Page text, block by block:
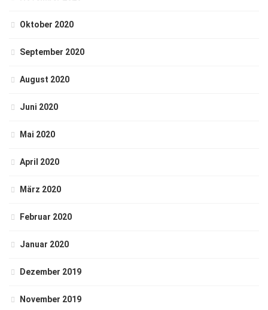
Oktober 2020
September 2020
August 2020
Juni 2020
Mai 2020
April 2020
März 2020
Februar 2020
Januar 2020
Dezember 2019
November 2019